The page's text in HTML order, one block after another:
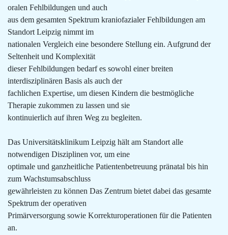
oralen Fehlbildungen und auch
aus dem gesamten Spektrum kraniofazialer Fehlbildungen am
Standort Leipzig nimmt im
nationalen Vergleich eine besondere Stellung ein. Aufgrund der
Seltenheit und Komplexität
dieser Fehlbildungen bedarf es sowohl einer breiten
interdisziplinären Basis als auch der
fachlichen Expertise, um diesen Kindern die bestmögliche
Therapie zukommen zu lassen und sie
kontinuierlich auf ihren Weg zu begleiten.
Das Universitätsklinikum Leipzig hält am Standort alle
notwendigen Disziplinen vor, um eine
optimale und ganzheitliche Patientenbetreuung pränatal bis hin
zum Wachstumsabschluss
gewährleisten zu können Das Zentrum bietet dabei das gesamte
Spektrum der operativen
Primärversorgung sowie Korrekturoperationen für die Patienten
an.